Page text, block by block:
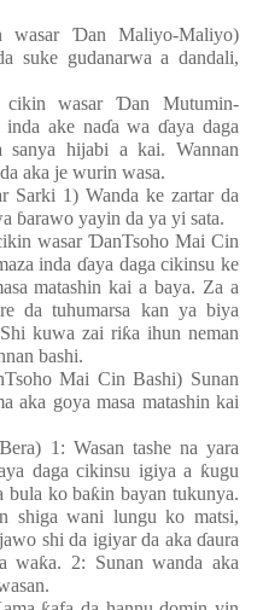
wasar Ɗan
Maliyo-Maliyo)
suke gudanarwa a dandali,
wasarƊan
Mutumin-
inda ake naɗa wa ɗaya daga
sanya hijabi a kai. Wannan
aka je wurin wasa.
Sarki 1) Wanda ke zartar da
ɓarawo yayin da ya yi sata.
wasarƊanTsoho Mai Cin
inda ɗaya daga cikinsu ke
matashin kai a baya. Za a
da tuhumarsa kan ya biya
kuwa zai riƙa ihun neman
bashi.
Mai Cin Bashi) Sunan
aka goya masa matashin kai
era) 1: Wasan tashe na yara
daga cikinsu igiya a ƙugu
bula ko baƙin bayan tukunya.
shiga wani lungu ko matsi,
jawo shi da igiyar da aka ɗaura
waƙa. 2: Sunan wanda aka
n.